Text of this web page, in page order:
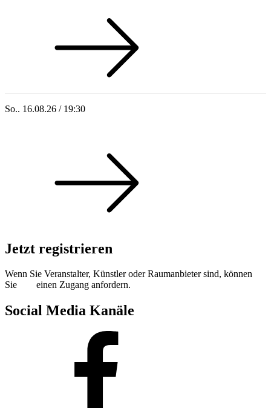
So.. 16.08.26 / 19:30
Jetzt registrieren
Wenn Sie Veranstalter, Künstler oder Raumanbieter sind, können
Sie
einen Zugang anfordern.
Social Media Kanäle